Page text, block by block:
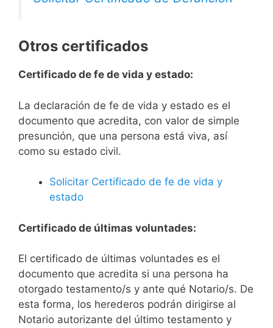
Otros certificados
Certificado de fe de vida y estado:
La declaración de fe de vida y estado es el
documento que acredita, con valor de simple
presunción, que una persona está viva, así
como su estado civil.
Solicitar Certificado de fe de vida y
estado
Certificado de últimas voluntades:
El certificado de últimas voluntades es el
documento que acredita si una persona ha
otorgado testamento/s y ante qué Notario/s. De
esta forma, los herederos podrán dirigirse al
Notario autorizante del último testamento y